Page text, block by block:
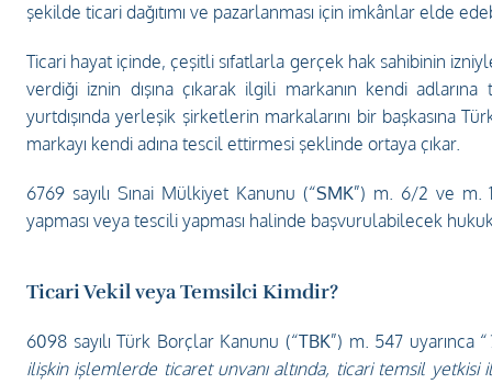
şekilde ticari dağıtımı ve pazarlanması için imkânlar elde
Ticari hayat içinde, çeşitli sıfatlarla gerçek hak sahibinin
verdiği iznin dışına çıkarak ilgili markanın kendi
yurtdışında yerleşik şirketlerin markalarını bir başkasına
markayı kendi adına tescil ettirmesi şeklinde ortaya çıkar.
6769 sayılı Sınai Mülkiyet Kanunu (“SMK”) m. 6/2 ve m.
yapması veya tescili yapması halinde başvurulabilecek
Ticari Vekil veya Temsilci Kimdir?
6098 sayılı Türk Borçlar Kanunu (“TBK”) m. 547 uyarınca “
ilişkin işlemlerde ticaret unvanı altında, ticari temsil